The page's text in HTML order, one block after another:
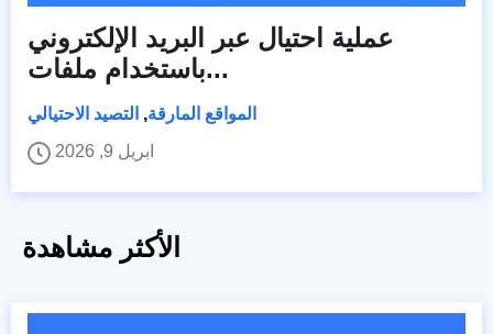
عملية احتيال عبر البريد الإلكتروني
باستخدام ملفات...
المواقع المارقة, التصيد الاحتيالي
ابريل 9, 2026
الأكثر مشاهدة